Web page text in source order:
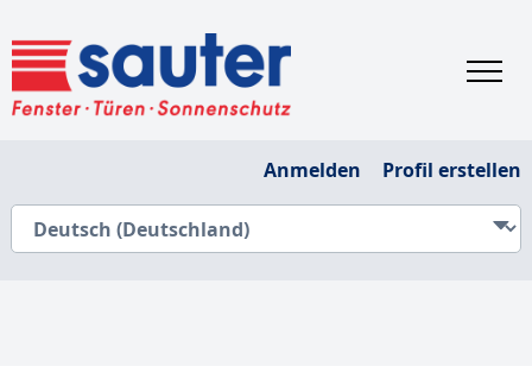
Anmelden Profil erstellen